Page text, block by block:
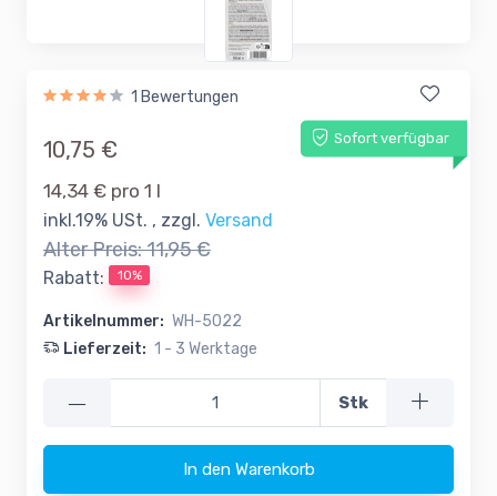
1 Bewertungen
Sofort verfügbar
10,75 €
14,34 € pro 1 l
inkl.19% USt. , zzgl. Versand
Alter Preis:11,95 €
Rabatt: 10%
Artikelnummer: WH-5022
Lieferzeit: 1 - 3 Werktage
— Stk
In den Warenkorb